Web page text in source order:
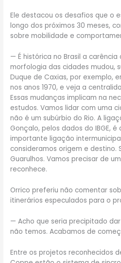
Ele destacou os desafios que o
longo dos próximos 30 meses,
sobre mobilidade e
— É histórica no Brasil a
morfologia das cidades mudou,
Duque de Caxias, por exemplo,
nos anos 1970, e veja a
Essas mudanças implicam na
estudos. Vamos lidar com uma
não é um subúrbio do Rio. A
Gonçalo, pelos dados do IBGE, é
importante ligação
consideramos origem e destino.
Guarulhos. Vamos precisar de
reconhece.
Orrico preferiu não comentar
itinerários especulados para o
— Acho que seria precipitado
não temos. Acabamos de
Entre os projetos reconhecidos